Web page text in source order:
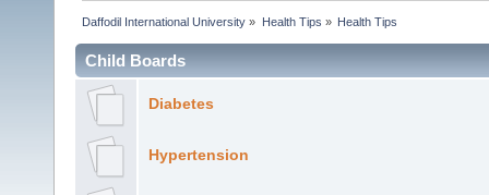
Daffodil International University » Health Tips » Health Tips
Child Boards
Diabetes
Hypertension